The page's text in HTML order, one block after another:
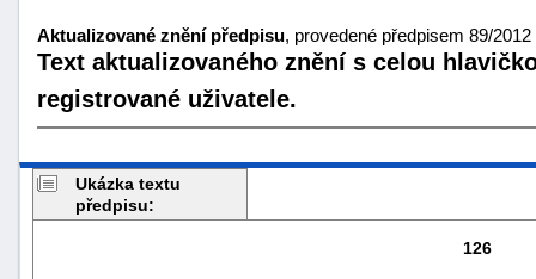
Aktualizované znění předpisu, provedené předpisem 89/
Text aktualizovaného znění s celou
registrované uživatele.
Ukázka textu
předpisu:
126